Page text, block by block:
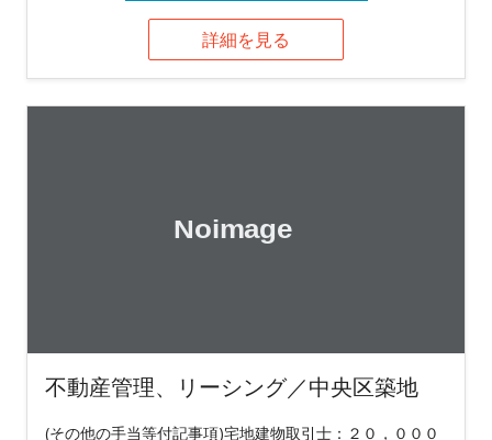
詳細を見る
不動産管理、リーシング／中央区築地
(その他の手当等付記事項)宅地建物取引士：２０，０００